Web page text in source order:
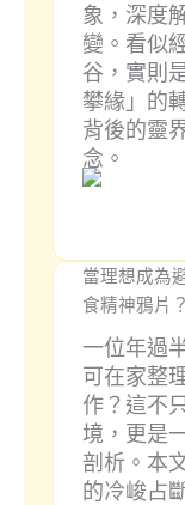
象，深度
變。看似
谷，實則
攀緣」的
背後的靈
念。
當理想成為
食精神鴉片？
一位年過
可在家整
作？這不
境，更是
剖析。本
的冷峻占